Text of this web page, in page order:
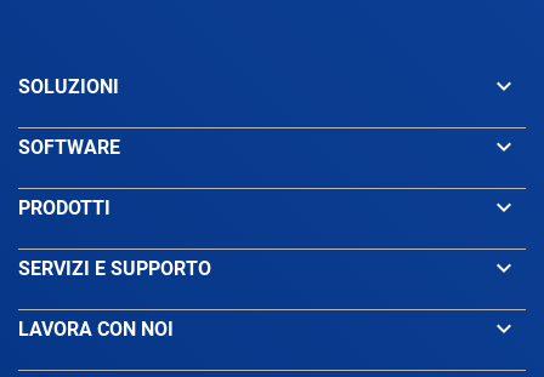
SOLUZIONI keyboard_arrow_down
SOFTWARE keyboard_arrow_down
PRODOTTI keyboard_arrow_down
SERVIZI E SUPPORTO keyboard_arrow_down
LAVORA CON NOI keyboard_arrow_down